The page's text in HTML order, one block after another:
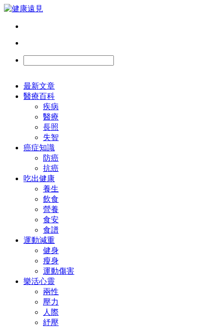
最新文章
醫療百科
疾病
醫療
長照
失智
癌症知識
防癌
抗癌
吃出健康
養生
飲食
營養
食安
食譜
運動減重
健身
瘦身
運動傷害
樂活心靈
兩性
壓力
人際
紓壓